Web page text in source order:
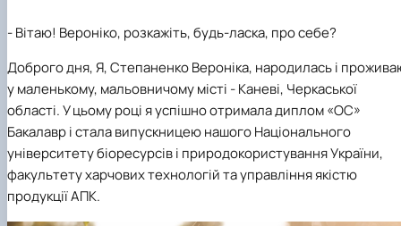
-Вітаю! Вероніко, розкажіть, будь-ласка, про себе?
Доброго дня, Я, Степаненко Вероніка, народилась і
у маленькому, мальовничому місті - Каневі, Черкаської
області. У цьому році я успішно отримала диплом «ОС»
Бакалавр і стала випускницею нашого Національного
університету біоресурсів і природокористування України,
факультету харчових технологій та управління якістю
продукції АПК.